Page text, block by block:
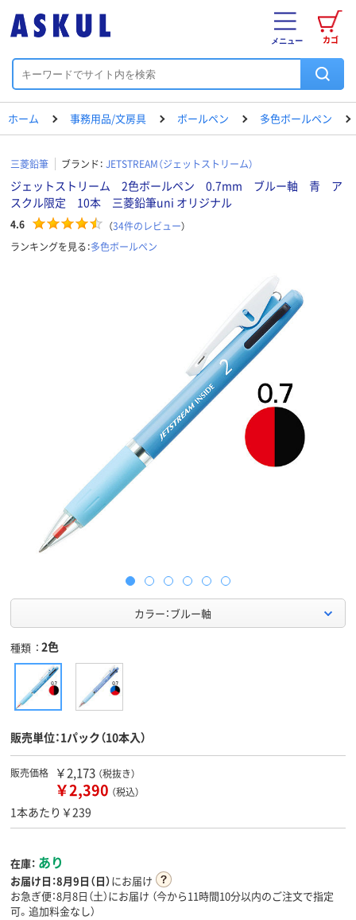
カゴ
メニュー
ホーム 事務用品/文房具 ボールペン 多色ボールペン
三菱鉛筆 ブランド： JETSTREAM（ジェットストリーム）
ジェットストリーム 2色ボールペン 0.7mm ブルー軸 青 ア
スクル限定 10本 三菱鉛筆uni オリジナル
4.6 （34件のレビュー）
ランキングを見る：多色ボールペン
カラー：ブルー軸
種類 2色
販売単位：1パック（10本入）
販売価格 ￥2,173 （税抜き）
￥2,390 （税込）
1本あたり￥239
在庫： あり
お届け日：8月9日（日）にお届け
お急ぎ便：8月8日（土）にお届け （今から11時間10分以内のご注文で指定
可。追加料金なし）